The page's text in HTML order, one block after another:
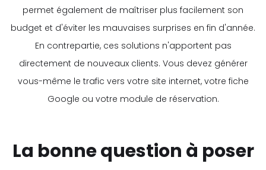
permet également de maîtriser plus facilement son
budget et d'éviter les mauvaises surprises en fin d'année.
En contrepartie, ces solutions n'apportent pas
directement de nouveaux clients. Vous devez générer
vous-même le trafic vers votre site internet, votre fiche
Google ou votre module de réservation.
La bonne question à poser